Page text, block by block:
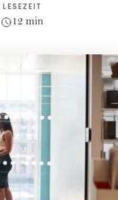
LESEZEIT
12 min